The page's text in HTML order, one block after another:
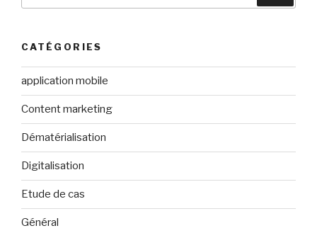
CATÉGORIES
application mobile
Content marketing
Dématérialisation
Digitalisation
Etude de cas
Général